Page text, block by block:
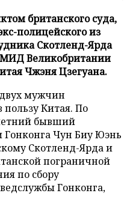
британского суда,
полицейского из
Скотленд-Ярда
Великобритании
Чжэня Цзегуана.
мужчин
Китая. По
бывший
Чун Биу Юэнь
Скотленд-Ярда и
пограничной
по сбору
Гонконга,